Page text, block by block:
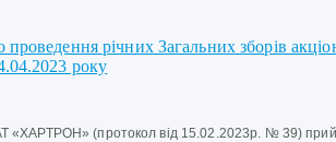
проведення річних Загальних зборів
року
«ХАРТРОН» (протокол від 15.02.2023р. № 39)